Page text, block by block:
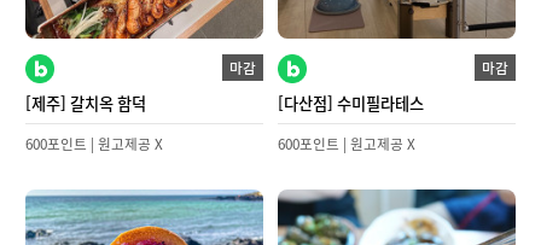
마감
[제주] 갈치옥 함덕
600포인트 | 원고제공 X
마감
[다산점] 수미필라테스
600포인트 | 원고제공 X